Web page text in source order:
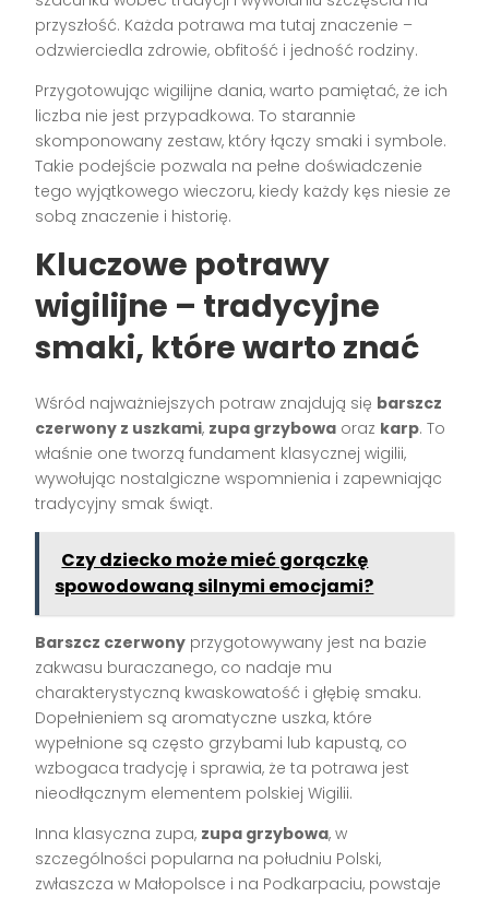
przyszłość. Każda potrawa ma tutaj znaczenie –
odzwierciedla zdrowie, obfitość i jedność rodziny.
Przygotowując wigilijne dania, warto pamiętać, że ich
liczba nie jest przypadkowa. To starannie
skomponowany zestaw, który łączy smaki i symbole.
Takie podejście pozwala na pełne doświadczenie
tego wyjątkowego wieczoru, kiedy każdy kęs niesie ze
sobą znaczenie i historię.
Kluczowe potrawy
wigilijne – tradycyjne
smaki, które warto znać
Wśród najważniejszych potraw znajdują się barszcz
czerwony z uszkami, zupa grzybowa oraz karp. To
właśnie one tworzą fundament klasycznej wigilii,
wywołując nostalgiczne wspomnienia i zapewniając
tradycyjny smak świąt.
Czy dziecko może mieć gorączkę
spowodowaną silnymi emocjami?
Barszcz czerwony przygotowywany jest na bazie
zakwasu buraczanego, co nadaje mu
charakterystyczną kwaskowatość i głębię smaku.
Dopełnieniem są aromatyczne uszka, które
wypełnione są często grzybami lub kapustą, co
wzbogaca tradycję i sprawia, że ta potrawa jest
nieodłącznym elementem polskiej Wigilii.
Inna klasyczna zupa, zupa grzybowa, w
szczególności popularna na południu Polski,
zwłaszcza w Małopolsce i na Podkarpaciu, powstaje